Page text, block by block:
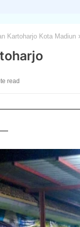
Kartoharjo Kota Madiun
read